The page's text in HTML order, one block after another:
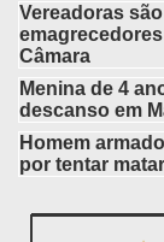
Vereadoras
Câmara
Menina de 4
descanso em
Homem
por tentar